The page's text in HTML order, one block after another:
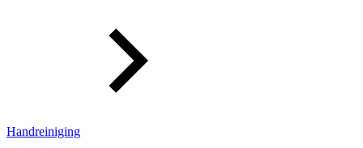
Handreiniging